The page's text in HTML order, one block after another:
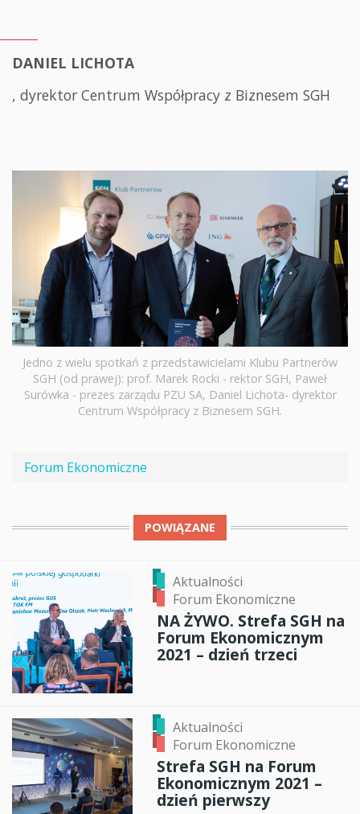
DANIEL LICHOTA
, dyrektor Centrum Współpracy z Biznesem SGH
Jedno z wielu spotkań z przedstawicielami Klubu Partnerów
SGH (od prawej): prof. Marek Rocki - rektor SGH, Paweł
Surówka - prezes zarządu PZU SA, Daniel Lichota- dyrektor
Centrum Współpracy z Biznesem SGH.
Forum Ekonomiczne
POWIĄZANE
Aktualności
Forum Ekonomiczne
NA ŻYWO. Strefa SGH na
Forum Ekonomicznym
2021 – dzień trzeci
Aktualności
Forum Ekonomiczne
Strefa SGH na Forum
Ekonomicznym 2021 –
dzień pierwszy